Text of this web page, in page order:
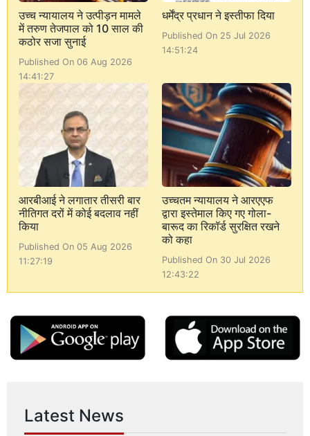
उच्च न्यायालय ने उत्पीड़न मामले
में तरुण तेजपाल को 10 साल की
कठोर सजा सुनाई
Published On 06 Aug 2026
14:41:27
धर्मेंद्र प्रधान ने इस्तीफा दिया
Published On 25 Jul 2026
14:51:24
आरबीआई ने लगातार तीसरी बार
नीतिगत दरों में कोई बदलाव नहीं
किया
Published On 05 Aug 2026
11:27:19
उच्चतम न्यायालय ने आरएएफ
द्वारा इस्तेमाल किए गए गोला-
बारूद का रिकॉर्ड सुरक्षित रखने
को कहा
Published On 30 Jul 2026
12:43:22
Latest News